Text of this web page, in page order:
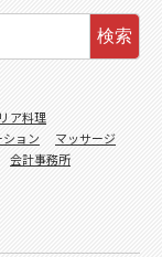
検索
ア料理
ション
マッサージ
会計事務所